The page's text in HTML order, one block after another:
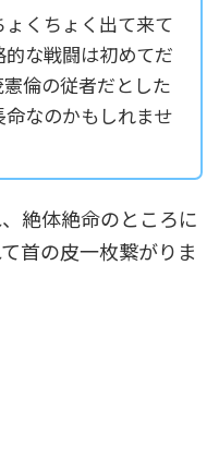
くちょく出て来て
な戦闘は初めてだ
倫の従者だとした
なのかもしれませ
絶体絶命のところに
首の皮一枚繋がりま